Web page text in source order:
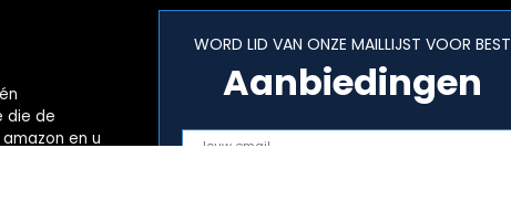
die de
en u
WORD LID VAN ONZE MAILLIJST VOOR BEST
Aanbiedingen